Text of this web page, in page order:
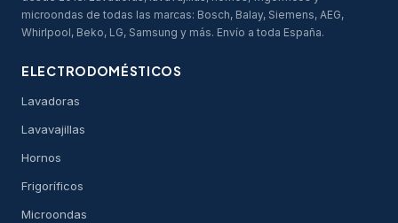
microondas de todas las marcas: Bosch, Balay, Siemens, AEG,
Whirlpool, Beko, LG, Samsung y más. Envío a toda España.
ELECTRODOMÉSTICOS
Lavadoras
Lavavajillas
Hornos
Frigoríficos
Microondas